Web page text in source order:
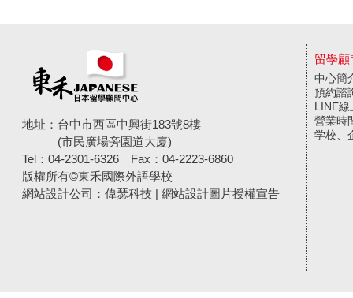
地址：台中市西區中興街183號8樓
(市民廣場旁園道大廈)
Tel：04-2301-6326
Fax：04-2223-6860
版權所有©東禾國際外語學校
網站設計公司 ：偉瑟科技 | 網站設計圖片授權宣告
留學
中心簡
預約諮
LINE線
營業時
学校、